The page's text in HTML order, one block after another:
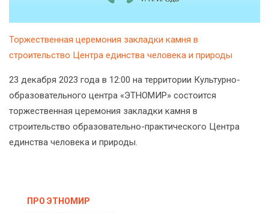
Торжественная церемония закладки камня в
строительство Центра единства человека и природы
23 декабря 2023 года в 12:00 на территории Культурно-
образовательного центра «ЭТНОМИР» состоится
торжественная церемония закладки камня в
строительство образовательно-практического Центра
единства человека и природы.
ПРО ЭТНОМИР